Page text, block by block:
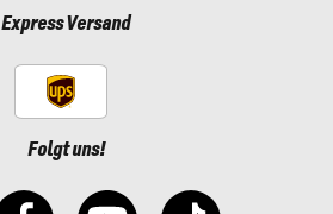
Express Versand
Folgt uns!